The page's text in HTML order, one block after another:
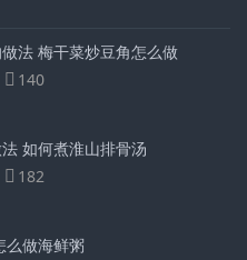
法 梅干菜炒豆角怎么做
140
如何煮淮山排骨汤
182
么做海鲜粥